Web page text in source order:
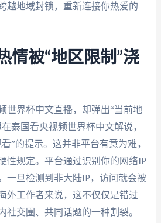
越地域封锁，重新连接你热爱的
情被“地区限制”浇
世界杯中文直播，却弹出“当前地
泰国看央视频世界杯中文解说，
”的提示。这并非平台有意为难，
性规定。平台通过识别你的网络IP
一旦检测到非大陆IP，访问就会被
外工作者来说，这不仅仅是错过
社交圈、共同话题的一种割裂。